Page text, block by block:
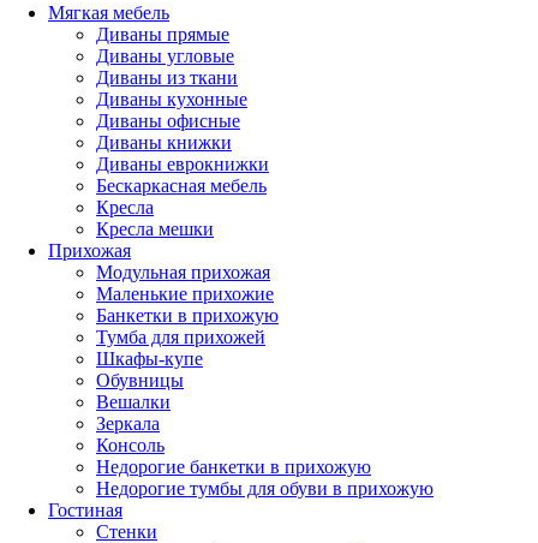
Мягкая мебель
Диваны прямые
Диваны угловые
Диваны из ткани
Диваны кухонные
Диваны офисные
Диваны книжки
Диваны еврокнижки
Бескаркасная мебель
Кресла
Кресла мешки
Прихожая
Модульная прихожая
Маленькие прихожие
Банкетки в прихожую
Тумба для прихожей
Шкафы-купе
Обувницы
Вешалки
Зеркала
Консоль
Недорогие банкетки в прихожую
Недорогие тумбы для обуви в прихожую
Гостиная
Стенки